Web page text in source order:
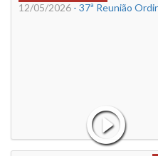
12/05/2026 - 37ª Reunião